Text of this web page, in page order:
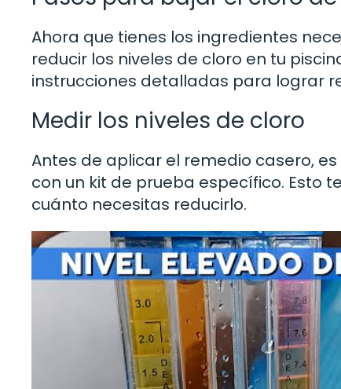
Ahora que tienes los ingredientes
reducir los niveles de cloro en tu
instrucciones detalladas para lograr
Medir los niveles de cloro
Antes de aplicar el remedio casero,
con un kit de prueba específico. Esto
cuánto necesitas reducirlo.